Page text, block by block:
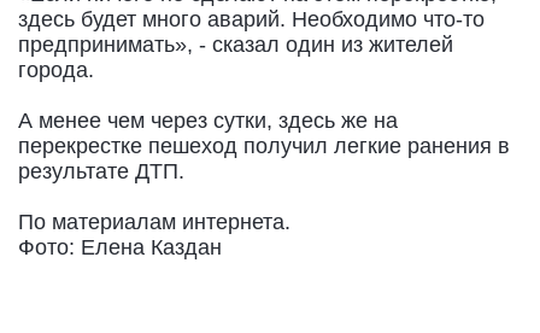
здесь будет много аварий. Необходимо что-то
предпринимать», - сказал один из жителей
города.
А менее чем через сутки, здесь же на
перекрестке пешеход получил легкие ранения в
результате ДТП.
По материалам интернета.
Фото: Елена Каздан